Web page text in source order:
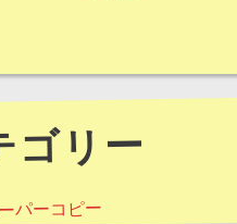
ゴリー
パーコピー